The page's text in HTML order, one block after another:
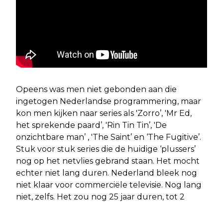
Opeens was men niet gebonden aan die
ingetogen Nederlandse programmering, maar
kon men kijken naar series als 'Zorro’, 'Mr Ed,
het sprekende paard’, 'Rin Tin Tin’, 'De
onzichtbare man’ , 'The Saint’ en ‘The Fugitive’.
Stuk voor stuk series die de huidige ‘plussers’
nog op het netvlies gebrand staan. Het mocht
echter niet lang duren. Nederland bleek nog
niet klaar voor commerciële televisie. Nog lang
niet, zelfs. Het zou nog 25 jaar duren, tot 2